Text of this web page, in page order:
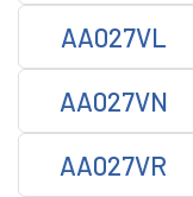
AA027VL
AA027VN
AA027VR